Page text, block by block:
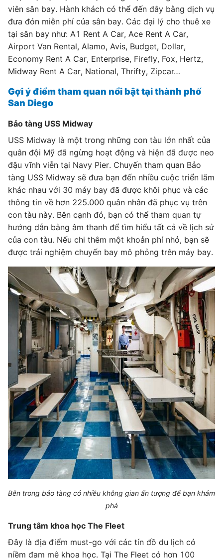
viên sân bay. Hành khách có thể đến đây bằng dịch vụ
đưa đón miễn phí của sân bay. Các đại lý cho thuê xe
tại sân bay như: A1 Rent A Car, Ace Rent A Car,
Airport Van Rental, Alamo, Avis, Budget, Dollar,
Economy Rent A Car, Enterprise, Firefly, Fox, Hertz,
Midway Rent A Car, National, Thrifty, Zipcar…
Gợi ý điểm tham quan nổi bật tại thành phố
San Diego
Bảo tàng USS Midway
USS Midway là một trong những con tàu lớn nhất của
quân đội Mỹ đã ngừng hoạt động và hiện đã được neo
đậu vĩnh viễn tại Navy Pier. Chuyến tham quan Bảo
tàng USS Midway sẽ đưa bạn đến nhiều cuộc triển lãm
khác nhau với 30 máy bay đã được khôi phục và các
thông tin về hơn 225.000 quân nhân đã phục vụ trên
con tàu này. Bên cạnh đó, bạn có thể tham quan tự
hướng dẫn bằng âm thanh để tìm hiểu tất cả về lịch sử
của con tàu. Nếu chi thêm một khoản phí nhỏ, bạn sẽ
được trải nghiệm chuyến bay mô phỏng trên máy bay.
Bên trong bảo tàng có nhiều không gian ấn tượng để bạn khám
phá
Trung tâm khoa học The Fleet
Đây là địa điểm must-go với các tín đồ du lịch có
niềm đam mê khoa học. Tại The Fleet có hơn 100